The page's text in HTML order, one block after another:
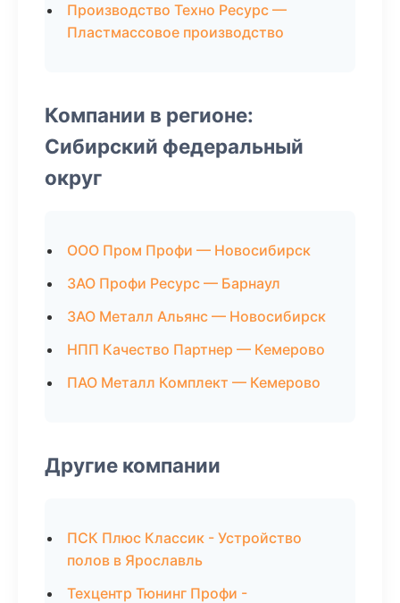
Производство Техно Ресурс —
Пластмассовое производство
Компании в регионе:
Сибирский федеральный
округ
ООО Пром Профи — Новосибирск
ЗАО Профи Ресурс — Барнаул
ЗАО Металл Альянс — Новосибирск
НПП Качество Партнер — Кемерово
ПАО Металл Комплект — Кемерово
Другие компании
ПСК Плюс Классик - Устройство
полов в Ярославль
Техцентр Тюнинг Профи -